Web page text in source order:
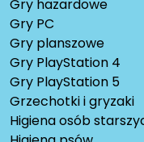
Gry hazardowe
Gry PC
Gry planszowe
Gry PlayStation 4
Gry PlayStation 5
Grzechotki i gryzaki
Higiena osób